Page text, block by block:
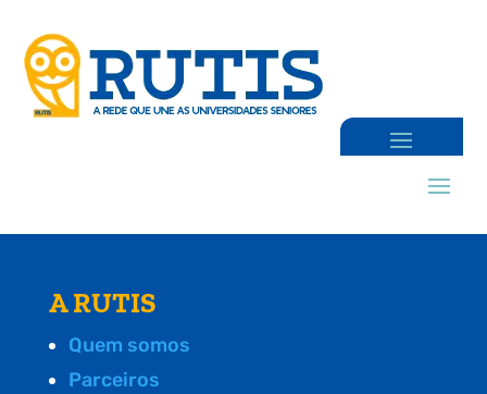
A RUTIS
Quem somos
Parceiros